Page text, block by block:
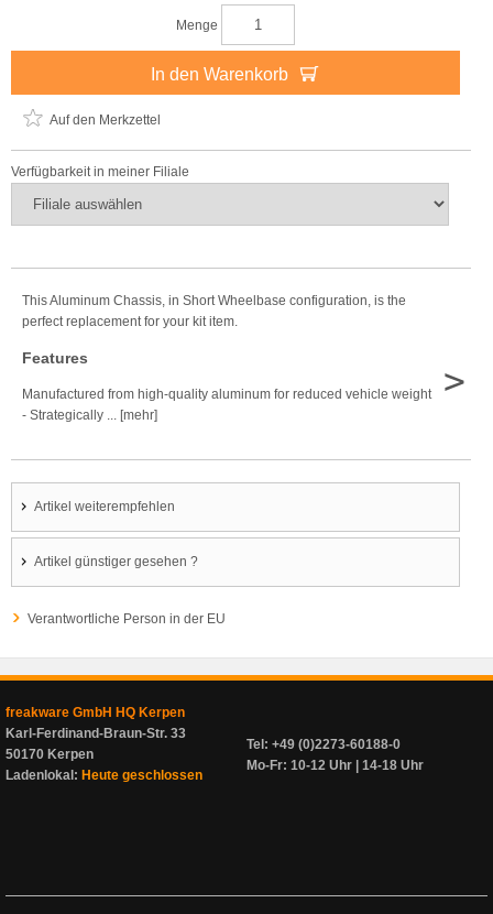
Menge
In den Warenkorb
Auf den Merkzettel
Verfügbarkeit in meiner Filiale
This Aluminum Chassis, in Short Wheelbase configuration, is the
perfect replacement for your kit item.
Features
Manufactured from high-quality aluminum for reduced vehicle weight
- Strategically ... [mehr]
>
Artikel weiterempfehlen
Artikel günstiger gesehen ?
Verantwortliche Person in der EU
freakware GmbH HQ Kerpen
Karl-Ferdinand-Braun-Str. 33
50170 Kerpen
Ladenlokal: Heute geschlossen
Tel: +49 (0)2273-60188-0
Mo-Fr: 10-12 Uhr | 14-18 Uhr